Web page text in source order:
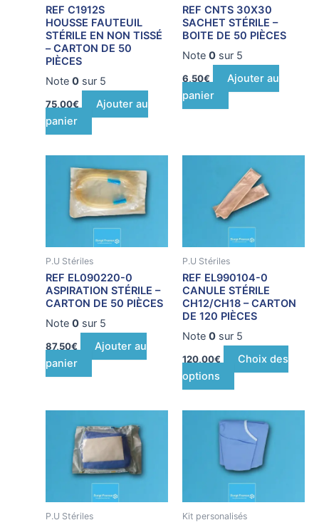
REF C1912S
HOUSSE FAUTEUIL
STÉRILE EN NON TISSÉ
– CARTON DE 50
PIÈCES
Note 0sur 5
75,00€
Ajouter au
panier
REF CNTS 30X30
SACHET STÉRILE –
BOITE DE 50 PIÈCES
Note 0sur 5
6,50€
Ajouter au
panier
P.U Stériles
REF EL090220-0
ASPIRATION STÉRILE –
CARTON DE 50 PIÈCES
Note 0sur 5
87,50€
Ajouter au
panier
P.U Stériles
REF EL990104-0
CANULE STÉRILE
CH12/CH18 – CARTON
DE 120 PIÈCES
Note 0sur 5
120,00€
Choix des
options
produit
a
plusieurs
variations.
Les
peuvent
être
choisies
sur
P.U Stériles
produit
plusieurs
variations.
Les
Kit personalisés